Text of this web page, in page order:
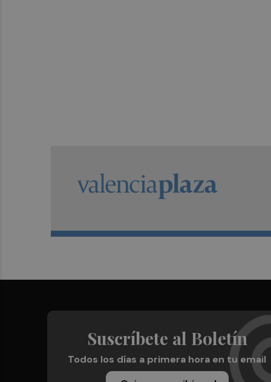
Suscríbete al Boletín
Todos los días a primera hora en tu email